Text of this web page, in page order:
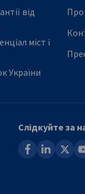
від
міст і
України
Про
Слідкуйте за
facebooklinkedin